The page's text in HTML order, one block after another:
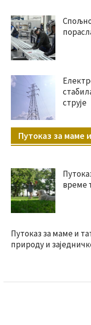
струје
Путоказ за маме
време
Путоказ за маме и
природу и